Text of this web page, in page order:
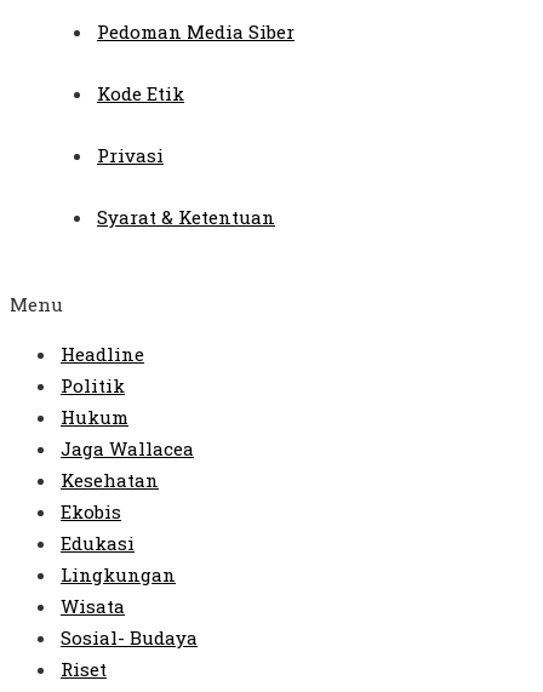
Pedoman Media Siber
Kode Etik
Privasi
Syarat & Ketentuan
Menu
Headline
Politik
Hukum
Jaga Wallacea
Kesehatan
Ekobis
Edukasi
Lingkungan
Wisata
Sosial- Budaya
Riset